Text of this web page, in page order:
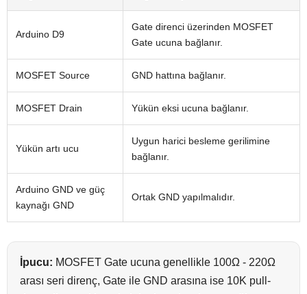
Arduino D9
Gate direnci üzerinden MOSFET
Gate ucuna bağlanır.
MOSFET Source GND hattına bağlanır.
MOSFET Drain Yükün eksi ucuna bağlanır.
Yükün artı ucu
Uygun harici besleme gerilimine
bağlanır.
Arduino GND ve güç
kaynağı GND
Ortak GND yapılmalıdır.
İpucu: MOSFET Gate ucuna genellikle 100Ω - 220Ω
arası seri direnç, Gate ile GND arasına ise 10K pull-